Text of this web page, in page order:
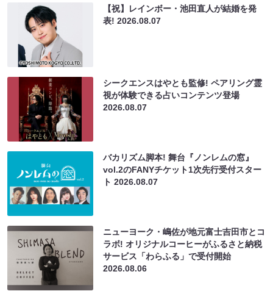
【祝】レインボー・池田直人が結婚を発
表!2026.08.07
シークエンスはやとも監修! ペアリング霊
視が体験できる占いコンテンツ登場
2026.08.07
バカリズム脚本! 舞台『ノンレムの窓』
vol.2のFANYチケット1次先行受付スター
ト2026.08.07
ニューヨーク・嶋佐が地元富士吉田市とコ
ラボ! オリジナルコーヒーがふるさと納税
サービス「わらふる」で受付開始
2026.08.06